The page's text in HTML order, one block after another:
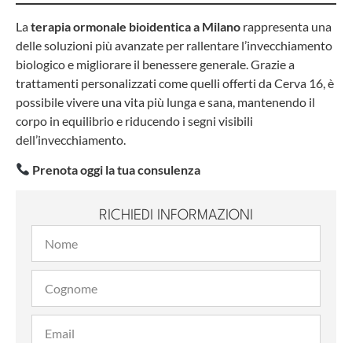
Laterapia ormonale bioidentica a Milano rappresenta una
delle soluzioni più avanzate per rallentare l’invecchiamento
biologico e migliorare il benessere generale. Grazie a
trattamenti personalizzati come quelli offerti da Cerva 16, è
possibile vivere una vita più lunga e sana, mantenendo il
corpo in equilibrio e riducendo i segni visibili
dell’invecchiamento.
Prenota oggi la tua consulenza
RICHIEDI INFORMAZIONI